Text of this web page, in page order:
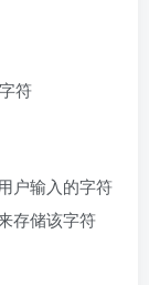
符
户输入的字符
存储该字符